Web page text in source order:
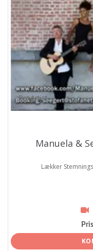
ProArtist
Manuela &
Lækker